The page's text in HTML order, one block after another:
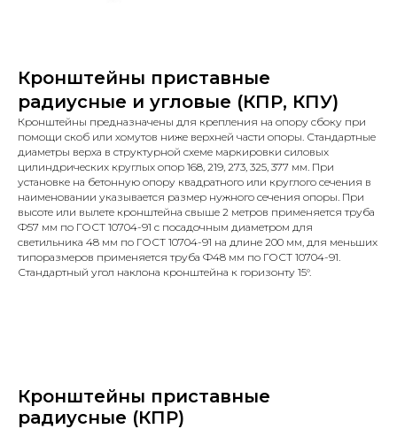
Кронштейны приставные
радиусные и угловые (КПР, КПУ)
Кронштейны предназначены для крепления на опору сбоку при
помощи скоб или хомутов ниже верхней части опоры. Стандартные
диаметры верха в структурной схеме маркировки силовых
цилиндрических круглых опор 168, 219, 273, 325, 377 мм. При
установке на бетонную опору квадратного или круглого сечения в
наименовании указывается размер нужного сечения опоры. При
высоте или вылете кронштейна свыше 2 метров применяется труба
Ф57 мм по ГОСТ 10704-91 с посадочным диаметром для
светильника 48 мм по ГОСТ 10704-91 на длине 200 мм, для меньших
типоразмеров применяется труба Ф48 мм по ГОСТ 10704-91.
Стандартный угол наклона кронштейна к горизонту 15°.
Кронштейны приставные
радиусные (КПР)